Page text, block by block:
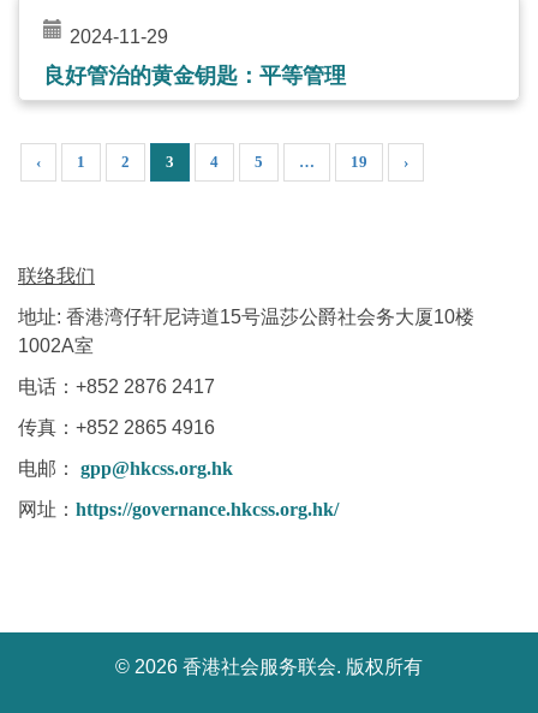
2024-11-29
良好管治的黄金钥匙：平等管理
‹ 1 2 3 4 5 … 19 ›
联络我们
地址: 香港湾仔轩尼诗道15号温莎公爵社会务大厦10楼
1002A室
电话：+852 2876 2417
传真：+852 2865 4916
电邮： gpp@hkcss.org.hk
网址： https://governance.hkcss.org.hk/
© 2026 香港社会服务联会. 版权所有